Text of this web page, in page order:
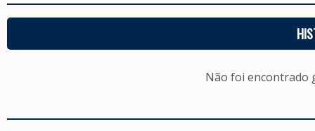
Não foi encontrado